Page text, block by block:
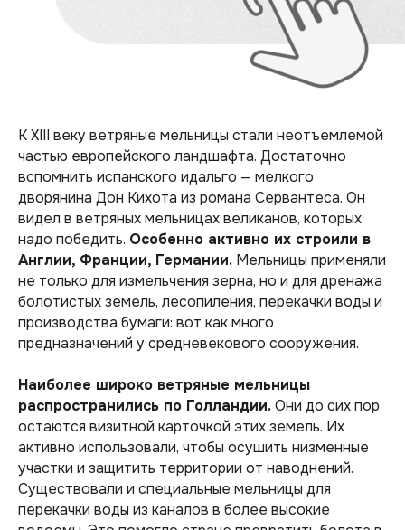
К XIII веку ветряные мельницы стали неотъемлемой
частью европейского ландшафта. Достаточно
вспомнить испанского идальго — мелкого
дворянина Дон Кихота из романа Сервантеса. Он
видел в ветряных мельницах великанов, которых
надо победить. Особенно активно их строили в
Англии, Франции, Германии. Мельницы применяли
не только для измельчения зерна, но и для дренажа
болотистых земель, лесопиления, перекачки воды и
производства бумаги: вот как много
предназначений у средневекового сооружения.
Наиболее широко ветряные мельницы
распространились по Голландии.Они до сих пор
остаются визитной карточкой этих земель. Их
активно использовали, чтобы осушить низменные
участки и защитить территории от наводнений.
Существовали и специальные мельницы для
перекачки воды из каналов в более высокие